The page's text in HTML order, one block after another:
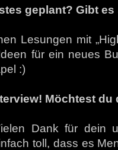
geplant? Gibt
Lesungen mit
für ein neues
:)
Möchtest
Dank für dein
toll, dass es